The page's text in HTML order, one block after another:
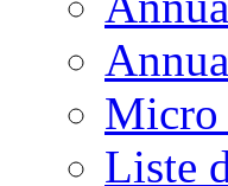
Micro
Liste